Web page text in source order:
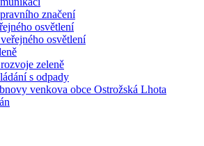
značení
osvětlení
osvětlení
zeleně
s odpady
venkova obce Ostrožská Lhota